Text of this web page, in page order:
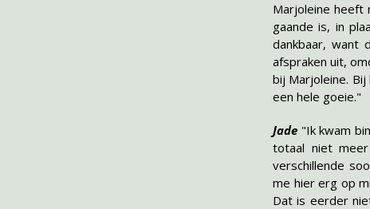
Marjoleine heeft
gaande is, in
dankbaar, want
afspraken uit,
bij Marjoleine.
een hele goeie."
Jade "Ik kwam
totaal niet
verschillende
me hier erg op
Dat is eerder